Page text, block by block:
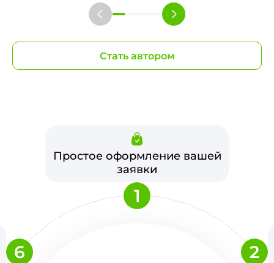
Стать автором
Простое оформление вашей
заявки
1
2
6